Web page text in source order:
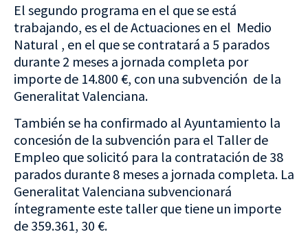
El segundo programa en el que se está
trabajando, es el de Actuaciones en el Medio
Natural , en el que se contratará a 5 parados
durante 2 meses a jornada completa por
importe de 14.800 €, con una subvención de la
Generalitat Valenciana.
También se ha confirmado al Ayuntamiento la
concesión de la subvención para el Taller de
Empleo que solicitó para la contratación de 38
parados durante 8 meses a jornada completa. La
Generalitat Valenciana subvencionará
íntegramente este taller que tiene un importe
de 359.361, 30 €.